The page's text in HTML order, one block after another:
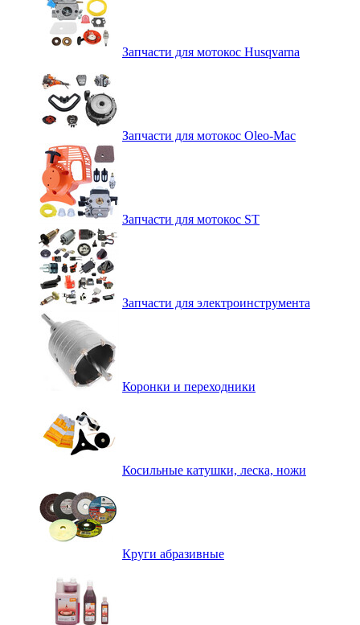
Запчасти для мотокос Husqvarna
Запчасти для мотокос Oleo-Mac
Запчасти для мотокос ST
Запчасти для электроинструмента
Коронки и переходники
Косильные катушки, леска, ножи
Круги абразивные